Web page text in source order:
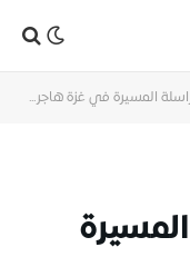
المسيرة في غزة هاجر حرب